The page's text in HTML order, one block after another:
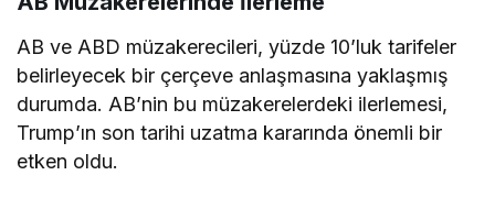
AB ve ABD müzakerecileri, yüzde 10’luk tarifeler
belirleyecek bir çerçeve anlaşmasına yaklaşmış
durumda. AB’nin bu müzakerelerdeki ilerlemesi,
Trump’ın son tarihi uzatma kararında önemli bir
etken oldu.